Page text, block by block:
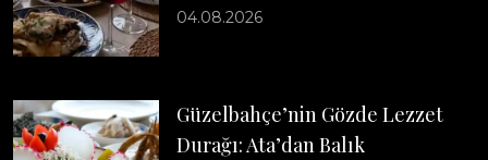
04.08.2026
Güzelbahçe’nin Gözde Lezzet
Durağı: Ata’dan Balık